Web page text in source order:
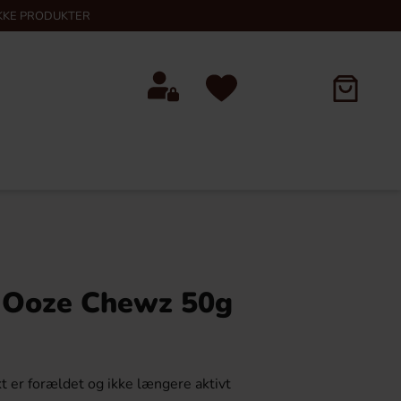
PRODUKTER
Chewz 50g
er forældet og ikke længere aktivt